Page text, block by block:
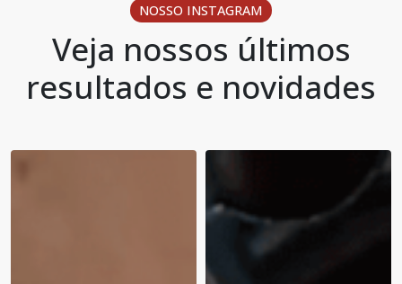
NOSSO INSTAGRAM
Veja nossos últimos
resultados e novidades